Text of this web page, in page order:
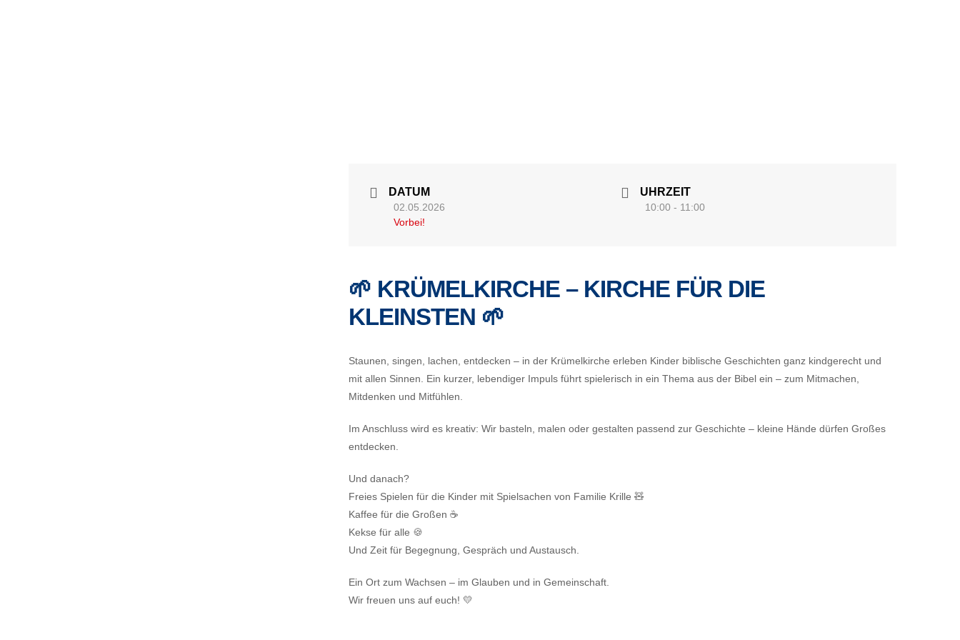
DATUM
02.05.2026
Vorbei!
UHRZEIT
10:00 - 11:00
🌱 KRÜMELKIRCHE – KIRCHE FÜR DIE
KLEINSTEN 🌱
Staunen, singen, lachen, entdecken – in der Krümelkirche erleben Kinder biblische Geschichten ganz kindgerecht und
mit allen Sinnen. Ein kurzer, lebendiger Impuls führt spielerisch in ein Thema aus der Bibel ein – zum Mitmachen,
Mitdenken und Mitfühlen.
Im Anschluss wird es kreativ: Wir basteln, malen oder gestalten passend zur Geschichte – kleine Hände dürfen Großes
entdecken.
Und danach?
Freies Spielen für die Kinder mit Spielsachen von Familie Krille 🧸
Kaffee für die Großen ☕
Kekse für alle 🍪
Und Zeit für Begegnung, Gespräch und Austausch.
Ein Ort zum Wachsen – im Glauben und in Gemeinschaft.
Wir freuen uns auf euch! 💛